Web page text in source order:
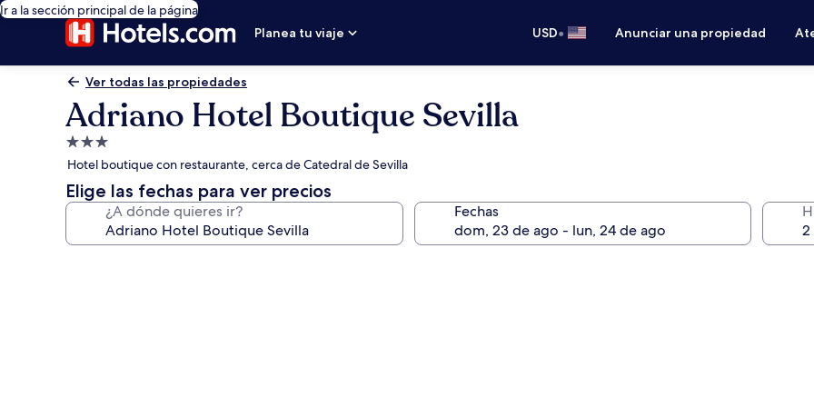
Ir a la sección principal de la página
Planea tu viaje
USD• Anunciar una propiedad
Ver todas las propiedades
Adriano Hotel Boutique Sevilla
Propiedad
de
3.0
estrellas
Hotel boutique con restaurante, cerca de Catedral de Sevilla
Elige las fechas para ver precios
¿A dónde quieres ir? Fechas